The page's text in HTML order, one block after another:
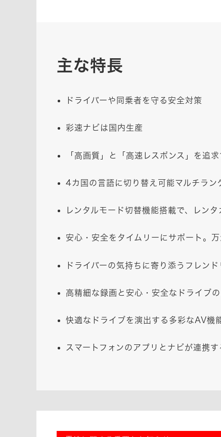
主な特長
ドライバーや同乗者を守る安全対策
彩速ナビは国内生産
「高画質」と「高速レスポンス」を追
4カ国の言語に切り替え可能マルチラン
レンタルモード切替機能搭載で、レン
安心・安全をタイムリーにサポート。
ドライバーの気持ちに寄り添うフレン
高精細な録画と安心・安全なドライブ
快適なドライブを演出する多彩なAV機
スマートフォンのアプリとナビが連携す